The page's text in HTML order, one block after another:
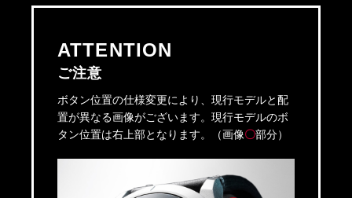
ATTENTION
ご注意
ボタン位置の仕様変更により、現行モデルと配
置が異なる画像がございます。現行モデルのボ
タン位置は右上部となります。（画像〇部分）